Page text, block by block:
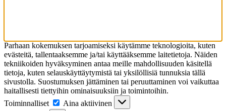
Parhaan kokemuksen tarjoamiseksi käytämme teknologioita, kuten
evästeitä, tallentaaksemme ja/tai käyttääksemme laitetietoja. Näiden
tekniikoiden hyväksyminen antaa meille mahdollisuuden käsitellä
tietoja, kuten selauskäyttäytymistä tai yksilöllisiä tunnuksia tällä
sivustolla. Suostumuksen jättäminen tai peruuttaminen voi vaikuttaa
haitallisesti tiettyihin ominaisuuksiin ja toimintoihin.
Toiminnalliset
Toiminnalliset
Aina aktiivinen